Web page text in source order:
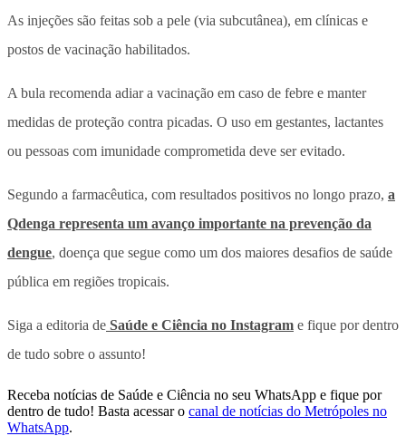
As injeções são feitas sob a pele (via subcutânea), em clínicas e
postos de vacinação habilitados.
A bula recomenda adiar a vacinação em caso de febre e manter
medidas de proteção contra picadas. O uso em gestantes, lactantes
ou pessoas com imunidade comprometida deve ser evitado.
Segundo a farmacêutica, com resultados positivos no longo prazo, a
Qdenga representa um avanço importante na prevenção da
dengue, doença que segue como um dos maiores desafios de saúde
pública em regiões tropicais.
Siga a editoria de Saúde e Ciência no Instagram e fique por dentro
de tudo sobre o assunto!
Receba notícias de Saúde e Ciência no seu WhatsApp e fique por
dentro de tudo! Basta acessar o canal de notícias do Metrópoles no
WhatsApp.